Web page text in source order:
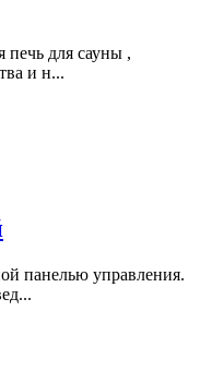
печь для сауны ,
и н...
панелью управления.